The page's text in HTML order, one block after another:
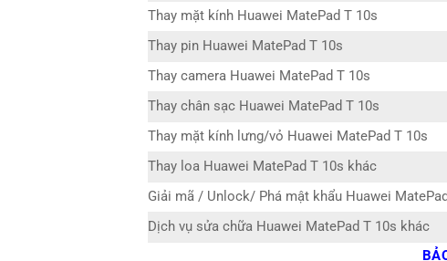
Thay mặt kính Huawei MatePad T 10s
Thay pin Huawei MatePad T 10s
Thay camera Huawei MatePad T 10s
Thay chân sạc Huawei MatePad T 10s
Thay mặt kính lưng/vỏ Huawei MatePad T 10s
Thay loa Huawei MatePad T 10s khác
Giải mã / Unlock/ Phá mật khẩu Huawei
Dịch vụ sửa chữa Huawei MatePad T 10s khác